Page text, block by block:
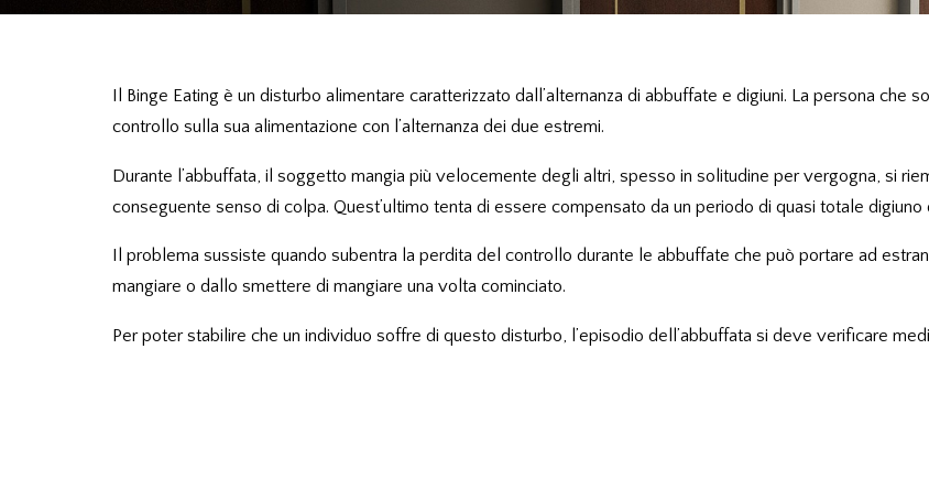
Il Binge Eating è un disturbo alimentare caratterizzato dall’alternanza di abbuffate e digiuni. La persona che
controllo sulla sua alimentazione con l’alternanza dei due estremi.
Durante l’abbuffata, il soggetto mangia più velocemente degli altri, spesso in solitudine per vergogna, si
conseguente senso di colpa. Quest’ultimo tenta di essere compensato da un periodo di quasi totale
Il problema sussiste quando subentra la perdita del controllo durante le abbuffate che può portare ad
mangiare o dallo smettere di mangiare una volta cominciato.
Per poter stabilire che un individuo soffre di questo disturbo, l’episodio dell’abbuffata si deve verificare